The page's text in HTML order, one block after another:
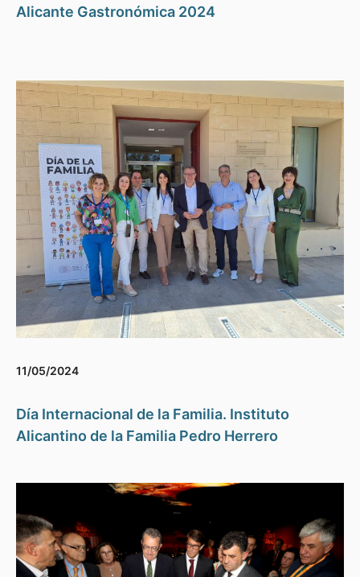
Alicante Gastronómica 2024
11/05/2024
Día Internacional de la Familia. Instituto
Alicantino de la Familia Pedro Herrero